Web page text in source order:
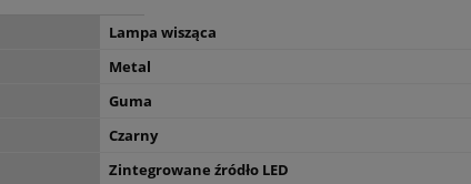
Lampa wisząca
Metal
Guma
Czarny
Zintegrowane źródło LED